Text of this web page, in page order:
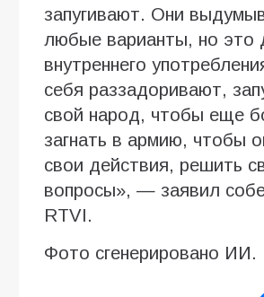
запугивают. Они
любые варианты, но это
внутреннего
себя раззадоривают,
свой народ, чтобы еще
загнать в армию, чтобы
свои действия, решить
вопросы», — заявил
RTVI.
Фото сгенерировано ИИ.